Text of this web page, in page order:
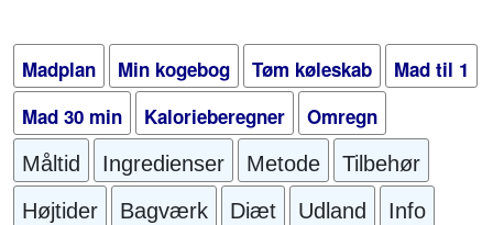
Madplan Min kogebog Tøm køleskab
Mad til 1
Mad 30 min
Kalorieberegner Omregn
Måltid Ingredienser Metode
Tilbehør
Højtider
Bagværk Diæt Udland Info